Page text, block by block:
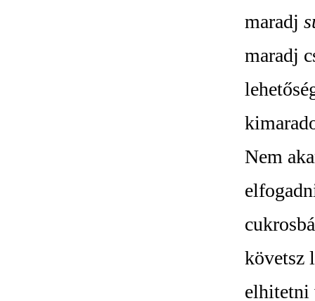
maradj
maradj
Nem
követsz
elhitetni